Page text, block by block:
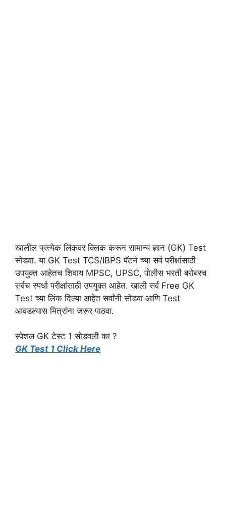
खालील प्रत्येक लिंकवर क्लिक करून सामान्य ज्ञान (GK) Test
सोडवा. या GK Test TCS/IBPS पॅटर्न च्या सर्व परीक्षांसाठी
उपयुक्त आहेतच शिवाय MPSC, UPSC, पोलीस भरती बरोबरच
सर्वच स्पर्धा परीक्षांसाठी उपयुक्त आहेत. खाली सर्व Free GK
Test च्या लिंक दिल्या आहेत सर्वांनी सोडवा आणि Test
आवडल्यास मित्रांना जरूर पाठवा.
स्पेशल GK टेस्ट 1 सोडवली का ?
GK Test 1 Click Here